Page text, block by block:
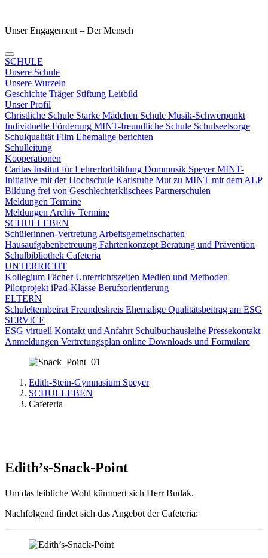
Unser Engagement – Der Mensch
SCHULE
Unsere Schule
Unsere Wurzeln
Geschichte Träger Stiftung Leitbild
Unser Profil
Christliche Schule Starke Mädchen Schule Musik-Schwerpunkt
Individuelle Förderung MINT-freundliche Schule Schulseelsorge
Schulqualität Film Ehemalige berichten
Schulleitung
Kooperationen
Caritas Institut für Lehrerfortbildung Dommusik SpeyerMINT-
Initiative mit der Hochschule Karlsruhe Mut zu MINT mit dem ALP
Bildung frei von Geschlechterklischees Partnerschulen
Meldungen Termine
Meldungen Archiv Termine
SCHULLEBEN
Schülerinnen-Vertretung Arbeitsgemeinschaften
Hausaufgabenbetreuung Fahrtenkonzept Beratung und Prävention
Schulbibliothek Cafeteria
UNTERRICHT
Kollegium FächerUnterrichtszeiten Medien und Methoden
Pilotprojekt iPad-Klasse Berufsorientierung
ELTERN
Schulelternbeirat Freundeskreis Ehemalige Qualitätsbeitrag am ESG
SERVICE
ESG virtuell Kontakt und Anfahrt Schulbuchausleihe Pressekontakt
Anmeldungen Vertretungsplan online Downloads und Formulare
Edith-Stein-Gymnasium Speyer
SCHULLEBEN
Cafeteria
Edith’s-Snack-Point
Um das leibliche Wohl kümmert sich Herr Budak.
Nachfolgend findet sich das Angebot der Cafeteria: